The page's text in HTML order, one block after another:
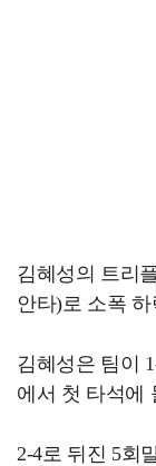
김혜성의 트리
안타)로 소폭
김혜성은 팀이
에서 첫 타석에
2-4로 뒤진 5회